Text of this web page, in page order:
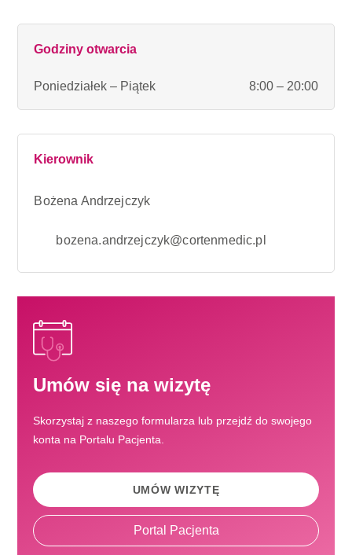
Godziny otwarcia
Poniedziałek – Piątek 8:00 – 20:00
Kierownik
Bożena Andrzejczyk
bozena.andrzejczyk@cortenmedic.pl
Umów się na wizytę
Skorzystaj z naszego formularza lub przejdź do swojego
konta na Portalu Pacjenta.
UMÓW WIZYTĘ
Portal Pacjenta